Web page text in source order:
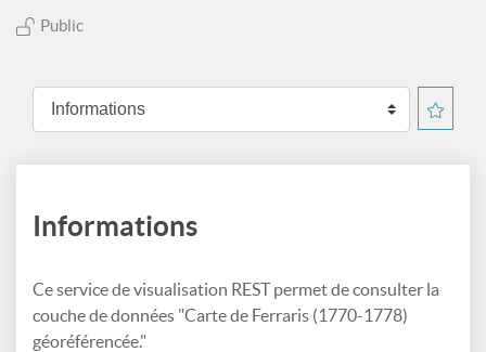
Public
Informations
Ce service de visualisation REST permet de consulter la
couche de données "Carte de Ferraris (1770-1778)
géoréférencée."